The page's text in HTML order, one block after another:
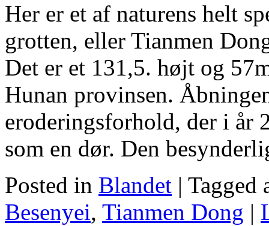
Her er et af naturens helt
grotten, eller Tianmen
Det er et 131,5. højt og
Hunan provinsen.
eroderingsforhold, der i år
som en dør. Den
Posted in Blandet | Tagged
Besenyei, Tianmen Dong |